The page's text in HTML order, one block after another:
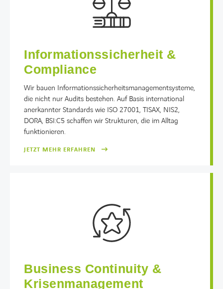
Informationssicherheit &
Compliance
Wir bauen Informationssicherheitsmanagementsysteme,
die nicht nur Audits bestehen. Auf Basis international
anerkannter Standards wie ISO 27001, TISAX, NIS2,
DORA, BSI:C5 schaffen wir Strukturen, die im Alltag
funktionieren.
JETZT MEHR ERFAHREN
Business Continuity &
Krisenmanagement